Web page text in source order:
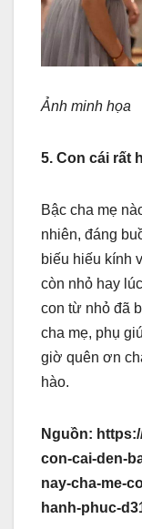
Ảnh minh họa
5. Con cái rất
Bậc cha mẹ
nhiên, đáng
biếu hiếu kính
còn nhỏ hay
con từ nhỏ đã
cha mẹ, phụ
giờ quên ơn
hào.
Nguồn:
con-cai-den-
nay-cha-me-
hanh-phuc-